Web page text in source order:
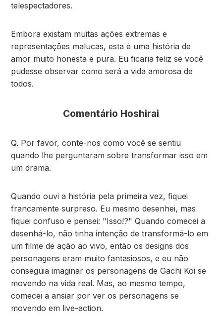
telespectadores.
Embora existam muitas ações extremas e
representações malucas, esta é uma história de
amor muito honesta e pura. Eu ficaria feliz se você
pudesse observar como será a vida amorosa de
todos.
Comentário Hoshirai
Q. Por favor, conte-nos como você se sentiu
quando lhe perguntaram sobre transformar isso em
um drama.
Quando ouvi a história pela primeira vez, fiquei
francamente surpreso. Eu mesmo desenhei, mas
fiquei confuso e pensei: "Isso!?" Quando comecei a
desenhá-lo, não tinha intenção de transformá-lo em
um filme de ação ao vivo, então os designs dos
personagens eram muito fantasiosos, e eu não
conseguia imaginar os personagens de Gachi Koi se
movendo na vida real. Mas, ao mesmo tempo,
comecei a ansiar por ver os personagens se
movendo em live-action.